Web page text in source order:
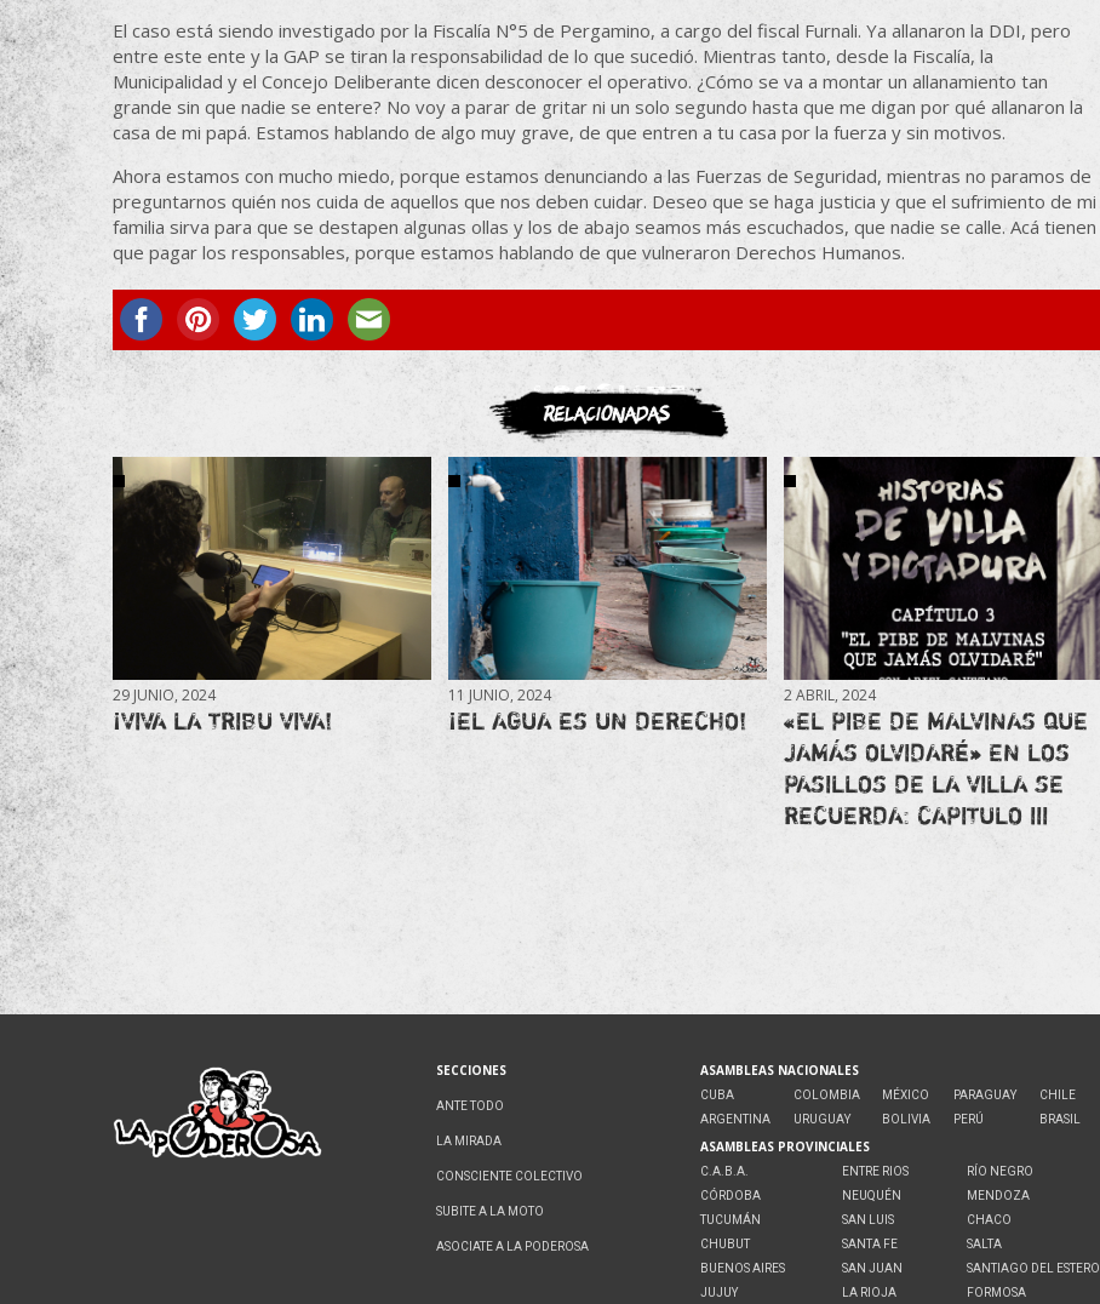
El caso está siendo investigado por la Fiscalía N°5 de Pergamino, a cargo del fiscal Furnali. Ya allanaron la DDI, pero
entre este ente y la GAP se tiran la responsabilidad de lo que sucedió. Mientras tanto, desde la Fiscalía, la
Municipalidad y el Concejo Deliberante dicen desconocer el operativo. ¿Cómo se va a montar un allanamiento tan
grande sin que nadie se entere? No voy a parar de gritar ni un solo segundo hasta que me digan por qué allanaron la
casa de mi papá. Estamos hablando de algo muy grave, de que entren a tu casa por la fuerza y sin motivos.
Ahora estamos con mucho miedo, porque estamos denunciando a las Fuerzas de Seguridad, mientras no paramos de
preguntarnos quién nos cuida de aquellos que nos deben cuidar. Deseo que se haga justicia y que el sufrimiento de mi
familia sirva para que se destapen algunas ollas y los de abajo seamos más escuchados, que nadie se calle. Acá tienen
que pagar los responsables, porque estamos hablando de que vulneraron Derechos Humanos.
ASOCIATE
Relacionadas
29 JUNIO, 2024
¡VIVA LA TRIBU VIVA!
11 JUNIO, 2024
¡EL AGUA ES UN DERECHO!
2 ABRIL, 2024
«EL PIBE DE MALVINAS QUE
JAMÁS OLVIDARÉ» EN LOS
PASILLOS DE LA VILLA SE
RECUERDA: CAPITULO III
SECCIONES
ANTE TODO
LA MIRADA
CONSCIENTE COLECTIVO
SUBITE A LA MOTO
ASOCIATE A LA PODEROSA
ASAMBLEAS NACIONALES
CUBA
ARGENTINA
COLOMBIA
URUGUAY
MÉXICO
BOLIVIA
PARAGUAY
PERÚ
CHILE
BRASIL
ASAMBLEAS PROVINCIALES
C.A.B.A.
CÓRDOBA
TUCUMÁN
CHUBUT
BUENOS AIRES
JUJUY
ENTRE RIOS
NEUQUÉN
SAN LUIS
SANTA FE
SAN JUAN
LA RIOJA
RÍO NEGRO
MENDOZA
CHACO
SALTA
SANTIAGO DEL ESTERO
FORMOSA